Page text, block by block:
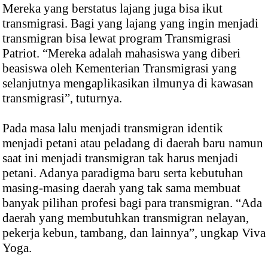
Mereka yang berstatus lajang juga bisa ikut
transmigrasi. Bagi yang lajang yang ingin menjadi
transmigran bisa lewat program Transmigrasi
Patriot. “Mereka adalah mahasiswa yang diberi
beasiswa oleh Kementerian Transmigrasi yang
selanjutnya mengaplikasikan ilmunya di kawasan
transmigrasi”, tuturnya.
Pada masa lalu menjadi transmigran identik
menjadi petani atau peladang di daerah baru namun
saat ini menjadi transmigran tak harus menjadi
petani. Adanya paradigma baru serta kebutuhan
masing-masing daerah yang tak sama membuat
banyak pilihan profesi bagi para transmigran. “Ada
daerah yang membutuhkan transmigran nelayan,
pekerja kebun, tambang, dan lainnya”, ungkap Viva
Yoga.